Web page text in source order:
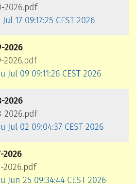
2026.pdf
Jul 17 09:17:25 CEST 2026
2026
2026.pdf
Jul 09 09:11:26 CEST 2026
2026
2026.pdf
Jul 02 09:04:37 CEST 2026
2026
2026.pdf
Jun 25 09:34:44 CEST 2026